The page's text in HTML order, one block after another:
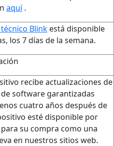
aquí.
Blink está disponible
los 7 días de la semana.
recibe actualizaciones de
software garantizadas
cuatro años después de
esté disponible por
su compra como una
en nuestros sitios web.